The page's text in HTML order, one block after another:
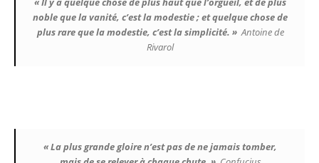
noble que la vanité, c’est la modestie ; et quelque chose de
plus rare que la modestie, c’est la simplicité. » Antoine de
Rivarol
« La plus grande gloire n’est pas de ne jamais tomber,